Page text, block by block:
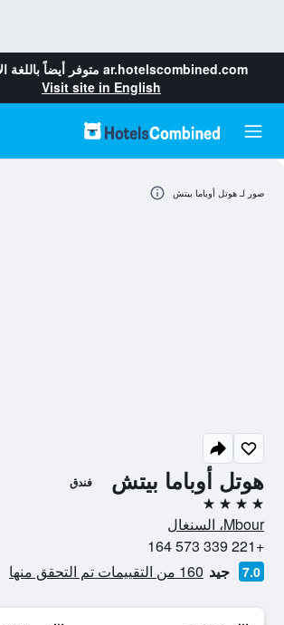
ar.hotelscombined.com متوفر أيضاً باللغة
Visit site in English
هوتل أوباما بيتش فندق
4 نجوم
Mbour، السنغال
+221 339 573 164
7.0 جيد 160 من التقييمات تم التحقق منها
صور لـ هوتل أوباما بيتش